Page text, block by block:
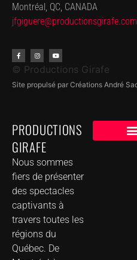
Montréal, QC, CANADA
jfgiguere@productionsgirafe.com
© Productions Girafe
Site propulsé par Créations André
PRODUCTIONS
GIRAFE
Nous sommes
fiers de présenter
des spectacles
captivants à
travers toutes les
régions du
Québec. De